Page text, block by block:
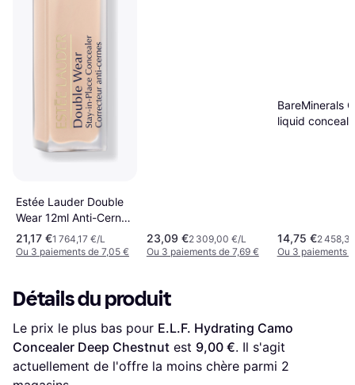
Estée Lauder Double
Wear 12ml Anti-Cernes
Zéro Défaut
21,17 €1 764,17 €/L
Ou 3 paiements de 7,05 €
23,09 €2 309,00 €/L
Ou 3 paiements de 7,69 €
BareMinerals
liquid
14,75 €2
Ou 3 paiements
Détails du produit
Le prix le plus bas pour E.L.F. Hydrating Camo
Concealer Deep Chestnut est 9,00 €. Il s'agit
actuellement de l'offre la moins chère parmi 2